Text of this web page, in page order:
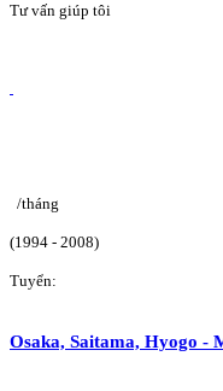
Tư vấn giúp tôi
/tháng
(1994 - 2008)
Tuyển:
Osaka, Saitama, Hyogo -